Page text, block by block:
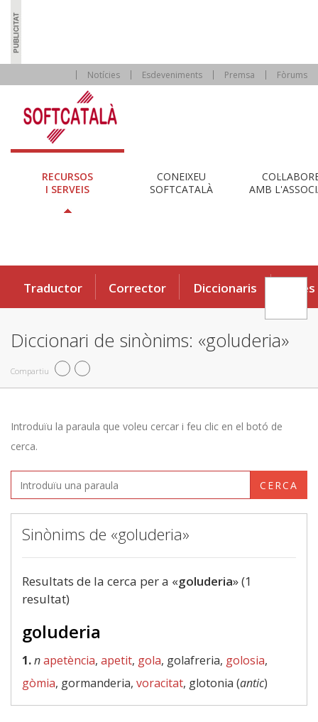
Notícies Esdeveniments Premsa Fòrums
RECURSOS
I SERVEIS
CONEIXEU
SOFTCATALÀ
AMB
Traductor Corrector Diccionaris Eines
Diccionari de sinònims: «goluderia»
Compartiu
Introduïu la paraula que voleu cercar i feu clic en el botó de
cerca.
CERCA
Sinònims de «goluderia»
Resultats de la cerca per a «goluderia» (1
resultat)
goluderia
1.napetència, apetit, gola, golafreria, golosia,
gòmia, gormanderia, voracitat, glotonia (antic)